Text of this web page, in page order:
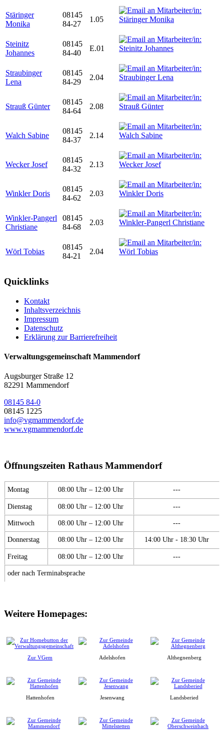
Stäringer
Monika
08145
84-27
1.05
Steinitz
Johannes
08145
84-40
E.01
Straubinger
Lena
08145
84-29
2.04
Strauß Günter
08145
84-64
2.08
Walch Sabine
08145
84-37
2.14
Wecker Josef
08145
84-32
2.13
Winkler Doris
08145
84-62
2.03
Winkler-Pangerl
Christiane
08145
84-68
2.03
Wörl Tobias
08145
84-21
2.04
Quicklinks
Kontakt
Inhaltsverzeichnis
Impressum
Datenschutz
Erklärung zur Barrierefreiheit
Verwaltungsgemeinschaft Mammendorf
Augsburger Straße 12
82291 Mammendorf
08145 84-0
08145 1225
info@vgmammendorf.de
www.vgmammendorf.de
Öffnungszeiten Rathaus Mammendorf
Montag 08:00 Uhr – 12:00 Uhr ---
Dienstag 08:00 Uhr – 12:00 Uhr ---
Mittwoch 08:00 Uhr – 12:00 Uhr ---
Donnerstag 08:00 Uhr – 12:00 Uhr 14:00 Uhr - 18:30 Uhr
Freitag 08:00 Uhr – 12:00 Uhr ---
oder nach Terminabsprache
Weitere Homepages:
Zur VGem Adelshofen Althegnenberg
Hattenhofen Jesenwang Landsberied